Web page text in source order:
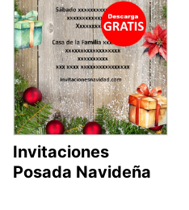
Invitaciones
Posada Navideña